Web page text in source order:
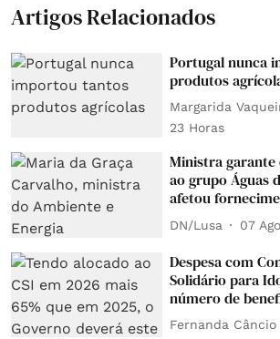
Artigos Relacionados
Portugal nunca
produtos
Margarida
23 Horas
Ministra
ao grupo Águas
afetou
DN/Lusa 07
Despesa com
Solidário para
número de
Fernanda Câncio